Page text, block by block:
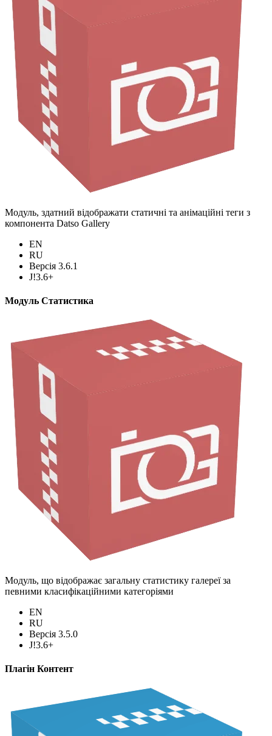
Модуль, здатний відображати статичні та анімаційні теги з
компонента Datso Gallery
EN
RU
Версія 3.6.1
J!3.6+
Модуль Статистика
Модуль, що відображає загальну статистику галереї за
певними класифікаційними категоріями
EN
RU
Версія 3.5.0
J!3.6+
Плагін Контент